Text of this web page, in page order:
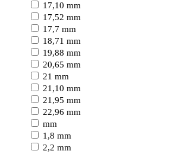
17,10 mm
17,52 mm
17,7 mm
18,71 mm
19,88 mm
20,65 mm
21 mm
21,10 mm
21,95 mm
22,96 mm
mm
1,8 mm
2,2 mm